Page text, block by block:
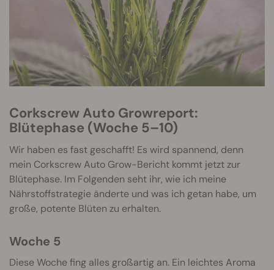
Corkscrew Auto Growreport:
Blütephase (Woche 5–10)
Wir haben es fast geschafft! Es wird spannend, denn
mein Corkscrew Auto Grow-Bericht kommt jetzt zur
Blütephase. Im Folgenden seht ihr, wie ich meine
Nährstoffstrategie änderte und was ich getan habe, um
große, potente Blüten zu erhalten.
Woche 5
Diese Woche fing alles großartig an. Ein leichtes Aroma